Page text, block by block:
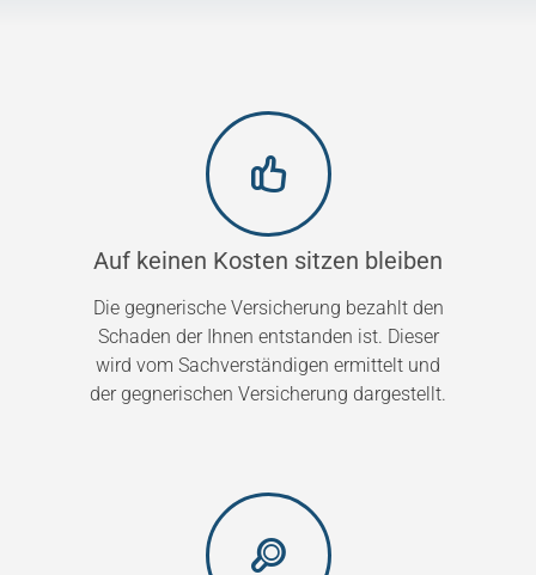
Auf keinen Kosten sitzen bleiben
Die gegnerische Versicherung bezahlt den
Schaden der Ihnen entstanden ist. Dieser
wird vom Sachverständigen ermittelt und
der gegnerischen Versicherung dargestellt.